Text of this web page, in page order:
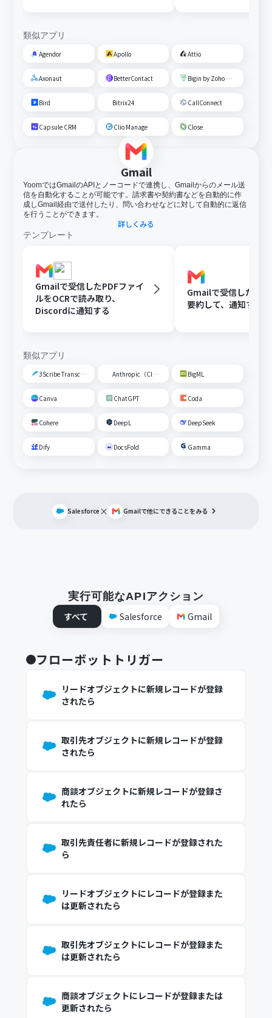
類似アプリ
Agendor Apollo Attio
Axonaut BetterContact Bigin by Zoho CRM
Bird Bitrix24 CallConnect
Capsule CRM Clio Manage Close
Gmail
YoomではGmailのAPIとノーコードで連携し、Gmailからのメール送
信を自動化することが可能です。請求書や契約書などを自動的に作
成しGmail経由で送付したり、問い合わせなどに対して自動的に返信
を行うことができます。
詳しくみる
テンプレート
Gmailで受信したPDFファイ
ルをOCRで読み取り、
Discordに通知する
Gmailで受信した内
要約して、通知する
類似アプリ
3Scribe Transcription Anthropic（Claude） BigML
Canva ChatGPT Coda
Cohere DeepL DeepSeek
Dify DocsFold Gamma
Salesforce × Gmailで他にできることをみる
実行可能なAPIアクション
すべて
Salesforce Gmail
フローボットトリガー
リードオブジェクトに新規レコードが登録
されたら
取引先オブジェクトに新規レコードが登録
されたら
商談オブジェクトに新規レコードが登録さ
れたら
取引先責任者に新規レコードが登録された
ら
リードオブジェクトにレコードが登録また
は更新されたら
取引先オブジェクトにレコードが登録また
は更新されたら
商談オブジェクトにレコードが登録または
更新されたら